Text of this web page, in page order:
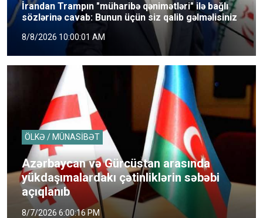
İrandan Trampın "müharibə qənimətləri" ilə bağlı
sözlərinə cavab: Bunun üçün siz qalib gəlməlisiniz
8/8/2026 10:00:01 AM
ÖLKƏ / MÜNASİBƏT
Azərbaycan və Gürcüstan arasında
yükdaşımalardakı çətinliklərin səbəbi
açıqlanıb
8/7/2026 6:00:16 PM